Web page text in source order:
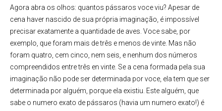
Agora abra os olhos: quantos pássaros voce viu? Apesar de
cena haver nascido de sua própria imaginação, é impossível
precisar exatamente a quantidade de aves. Voce sabe, por
exemplo, que foram mais de três e menos de vinte. Mas não
foram quatro, cem cinco, nem seis, e nenhum dos números
compreendidos entre três en vinte. Se a cena formada pela sua
imaginação não pode ser determinada por voce, ela tem que ser
determinada por alguém, porque ela existiu. Este alguém, que
sabe o numero exato de pássaros (havia um numero exato!) é